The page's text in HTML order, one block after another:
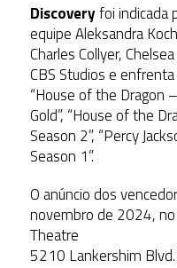
Discoveryfoi indicada
equipe Aleksandra
Charles Collyer,
CBS Studios e
“House of the Dragon
Gold”, “House of the
Season 2”, “Percy
Season 1”.
O anúncio dos
novembro de 2024,
Theatre
5210 Lankershim